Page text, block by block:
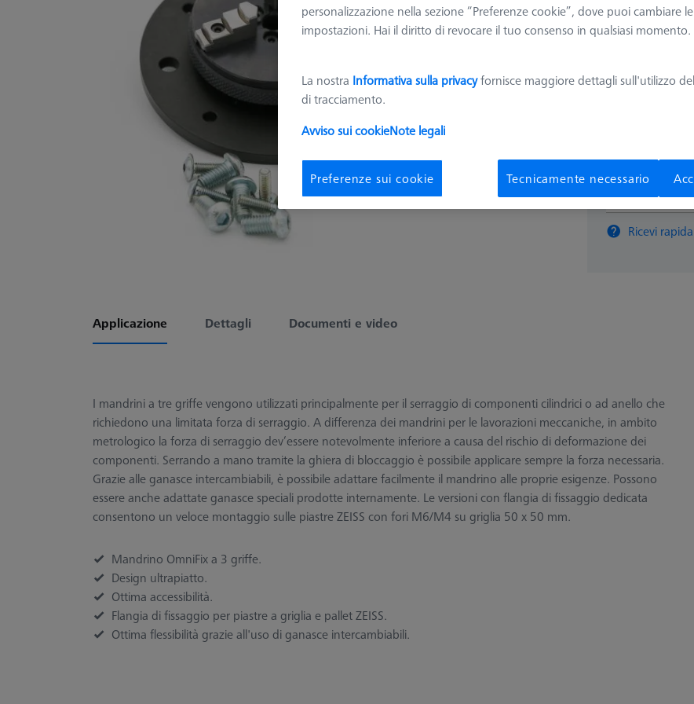
626109-9220-081
pz
Ricevi
Applicazione Dettagli Documenti e video
I mandrini a tre griffe vengono utilizzati principalmente per il serraggio di componenti cilindrici o ad anello che
richiedono una limitata forza di serraggio. A differenza dei mandrini per le lavorazioni meccaniche, in ambito
metrologico la forza di serraggio dev‘essere notevolmente inferiore a causa del rischio di deformazione dei
componenti. Serrando a mano tramite la ghiera di bloccaggio è possibile applicare sempre la forza necessaria.
Grazie alle ganasce intercambiabili, è possibile adattare facilmente il mandrino alle proprie esigenze. Possono
essere anche adattate ganasce speciali prodotte internamente. Le versioni con flangia di fissaggio dedicata
consentono un veloce montaggio sulle piastre ZEISS con fori M6/M4 su griglia 50 x 50 mm.
Mandrino OmniFix a 3 griffe.
Design ultrapiatto.
Ottima accessibilità.
Flangia di fissaggio per piastre a griglia e pallet ZEISS.
Ottima flessibilità grazie all'uso di ganasce intercambiabili.
personalizzazione nella sezione “Preferenze cookie”, dove puoi cambiare
impostazioni. Hai il diritto di revocare il tuo consenso in qualsiasi momento.
La nostra Informativa sulla privacyfornisce maggiore dettagli sull'utilizzo
di tracciamento.
Avviso sui cookieNote legali
Preferenze sui cookie Tecnicamente necessario